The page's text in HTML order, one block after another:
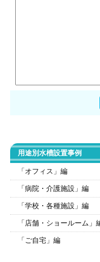
用途別水槽設置事例
「オフィス」編
「病院・介護施設」編
「学校・各種施設」編
「店舗・ショールーム」
「ご自宅」編